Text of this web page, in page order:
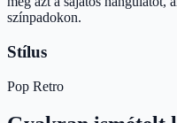
színpadokon.
Stílus
Pop Retro